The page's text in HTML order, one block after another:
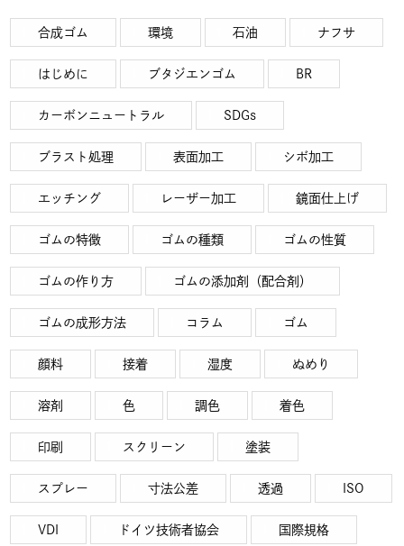
合成ゴム 環境 石油 ナフサ
はじめに ブタジエンゴム BR
カーボンニュートラル SDGs
ブラスト処理 表面加工 シボ加工
エッチング レーザー加工 鏡面仕上げ
ゴムの特徴 ゴムの種類 ゴムの性質
ゴムの作り方 ゴムの添加剤（配合剤）
ゴムの成形方法 コラム ゴム
顔料 接着 湿度 ぬめり
溶剤 色 調色 着色
印刷 スクリーン 塗装
スプレー 寸法公差 透過 ISO
VDI ドイツ技術者協会 国際規格